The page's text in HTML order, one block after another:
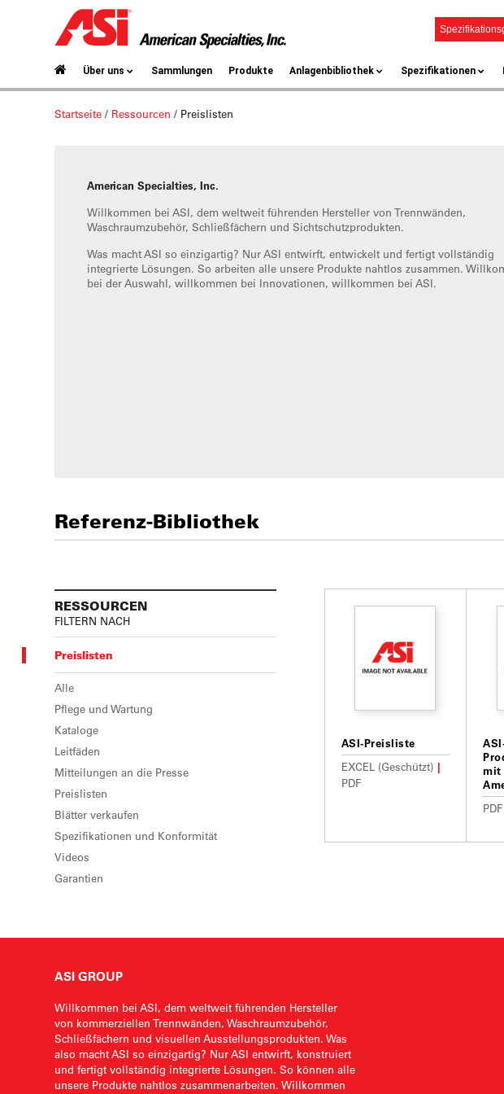
Über uns Sammlungen Produkte Anlagenbibliothek Spezifikationen
Startseite / Ressourcen / Preislisten
American Specialties, Inc.
Willkommen bei ASI, dem weltweit führenden Hersteller von Trennwänden,
Waschraumzubehör, Schließfächern und Sichtschutzprodukten.
Was macht ASI so einzigartig? Nur ASI entwirft, entwickelt und fertigt vollständig
integrierte Lösungen. So arbeiten alle unsere Produkte nahtlos zusammen.
bei der Auswahl, willkommen bei Innovationen, willkommen bei ASI.
Referenz-Bibliothek
RESSOURCEN
FILTERN NACH
Preislisten
Alle
Pflege und Wartung
Kataloge
Leitfäden
Mitteilungen an die Presse
Preislisten
Blätter verkaufen
Spezifikationen und Konformität
Videos
Garantien
ASI-Preisliste
EXCEL (Geschützt)
PDF
mit
PDF
ASI GROUP
Willkommen bei ASI, dem weltweit führenden Hersteller
von kommerziellen Trennwänden, Waschraumzubehör,
Schließfächern und visuellen Ausstellungsprodukten. Was
also macht ASI so einzigartig? Nur ASI entwirft, konstruiert
und fertigt vollständig integrierte Lösungen. So können alle
unsere Produkte nahtlos zusammenarbeiten. Willkommen